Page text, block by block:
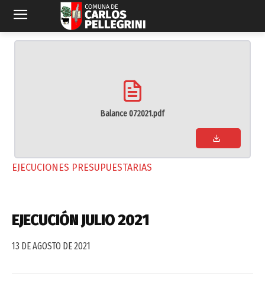
EJECUCIONES PRESUPUESTARIAS
EJECUCIÓN JULIO 2021
13 DE AGOSTO DE 2021
Balance 072021.pdf